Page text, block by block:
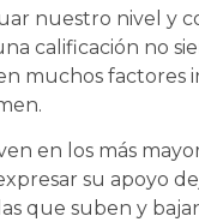
nuestro nivel y
calificación no
muchos factores
en los más
su apoyo
que suben y